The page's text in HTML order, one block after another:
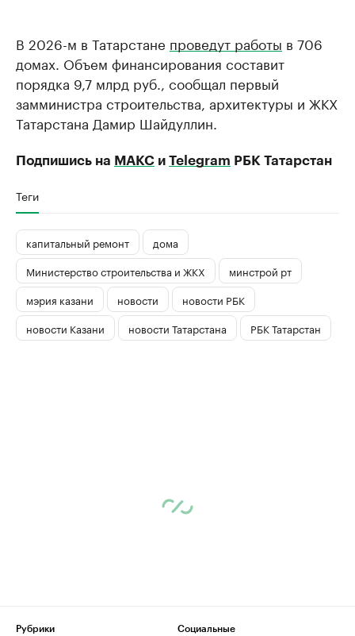
В 2026-м в Татарстане проведут работы в 706
домах. Объем финансирования составит
порядка 9,7 млрд руб., сообщал первый
замминистра строительства, архитектуры и ЖКХ
Татарстана Дамир Шайдуллин.
Подпишись на МАКС и Telegram РБК Татарстан
Теги
капитальный ремонт
дома
Министерство строительства и ЖКХ
минстрой рт
мэрия казани
новости
новости РБК
новости Казани
новости Татарстана РБК Татарстан
Рубрики
Социальные